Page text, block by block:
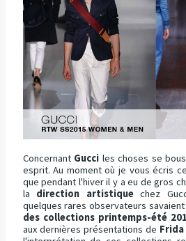
Concernant Gucci les choses se
esprit. Au moment où je vous écris
que pendant l'hiver il y a eu de gros
la direction artistiquechez
quelques rares observateurs
des collections printemps-été
aux dernières présentations de Frida